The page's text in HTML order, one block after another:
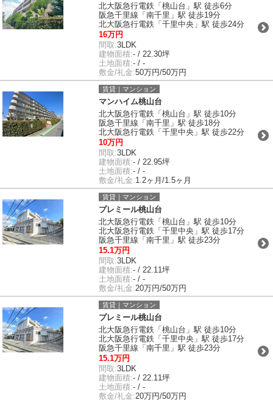
北大阪急行電鉄「桃山台」駅 徒歩6分
阪急千里線「南千里」駅 徒歩19分
北大阪急行電鉄「千里中央」駅 徒歩24分
16万円
間取:3LDK
建物面積:- / 22.30坪
土地面積:- / -
敷金/礼金:50万円/50万円
賃貸｜マンション
マンハイム桃山台
北大阪急行電鉄「桃山台」駅 徒歩10分
阪急千里線「南千里」駅 徒歩18分
北大阪急行電鉄「千里中央」駅 徒歩22分
10万円
間取:3LDK
建物面積:- / 22.95坪
土地面積:- / -
敷金/礼金:1.2ヶ月/1.5ヶ月
賃貸｜マンション
プレミール桃山台
北大阪急行電鉄「桃山台」駅 徒歩10分
北大阪急行電鉄「千里中央」駅 徒歩17分
阪急千里線「南千里」駅 徒歩23分
15.1万円
間取:3LDK
建物面積:- / 22.11坪
土地面積:- / -
敷金/礼金:20万円/50万円
賃貸｜マンション
プレミール桃山台
北大阪急行電鉄「桃山台」駅 徒歩10分
北大阪急行電鉄「千里中央」駅 徒歩17分
阪急千里線「南千里」駅 徒歩23分
15.1万円
間取:3LDK
建物面積:- / 22.11坪
土地面積:- / -
敷金/礼金:20万円/50万円